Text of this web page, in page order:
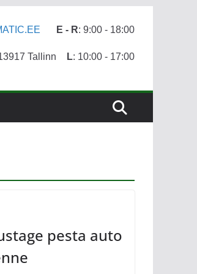
Tallinn
E - R: 9:00 - 18:00
L: 10:00 - 17:00
pesta auto